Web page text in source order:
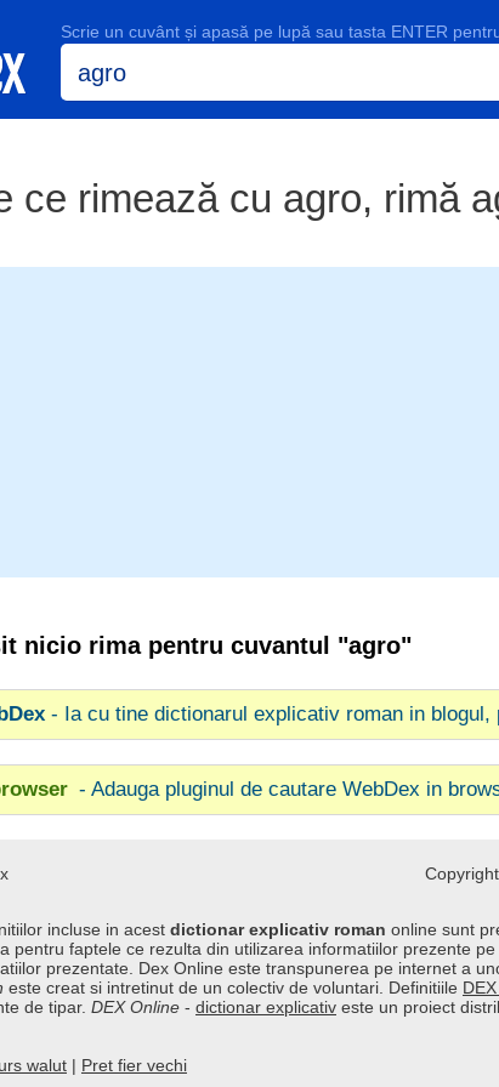
Scrie un cuvânt și apasă pe lupă sau tasta ENTER
ce rimează cu agro, rimă
nicio rima pentru cuvantul "agro"
- Ia cu tine dictionarul explicativ roman in blogul,
- Adauga pluginul de cautare WebDex in
incluse in acest dictionar explicativ roman online sunt
pentru faptele ce rezulta din utilizarea informatiilor prezente
prezentate. Dex Online este transpunerea pe internet a
este creat si intretinut de un colectiv de voluntari. Definitiile
de tipar. DEX Online - dictionar explicativ este un proiect
walut | Pret fier vechi